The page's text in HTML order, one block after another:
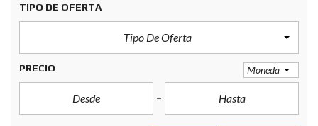
TIPO DE OFERTA
Tipo De Oferta
PRECIO Moneda